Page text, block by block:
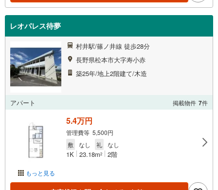
レオパレス待夢
村井駅/篠ノ井線 徒歩28分
長野県松本市大字寿小赤
築25年/地上2階建て/木造
アパート 掲載物件 7件
もっと見る
5.4万円
管理費等 5,500円
敷
なし 礼 なし
1K 23.18m2 2階